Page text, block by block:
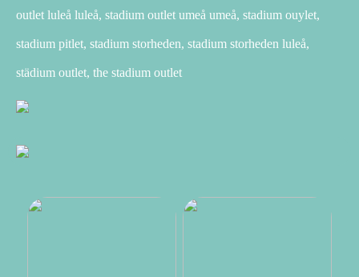
outlet luleå luleå, stadium outlet umeå umeå, stadium ouylet,
stadium pitlet, stadium storheden, stadium storheden luleå,
städium outlet, the stadium outlet